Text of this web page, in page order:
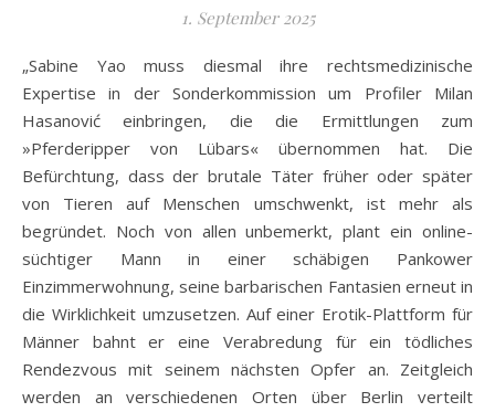
1. September 2025
„Sabine Yao muss diesmal ihre rechtsmedizinische
Expertise in der Sonderkommission um Profiler Milan
Hasanović einbringen, die die Ermittlungen zum
»Pferderipper von Lübars« übernommen hat. Die
Befürchtung, dass der brutale Täter früher oder später
von Tieren auf Menschen umschwenkt, ist mehr als
begründet. Noch von allen unbemerkt, plant ein online-
süchtiger Mann in einer schäbigen Pankower
Einzimmerwohnung, seine barbarischen Fantasien erneut in
die Wirklichkeit umzusetzen. Auf einer Erotik-Plattform für
Männer bahnt er eine Verabredung für ein tödliches
Rendezvous mit seinem nächsten Opfer an. Zeitgleich
werden an verschiedenen Orten über Berlin verteilt